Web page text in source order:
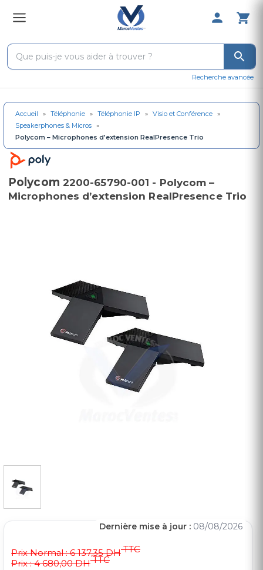
0 Produit
Recherche avancée
Accueil » Téléphonie » Téléphonie IP » Visio et Conférence »
Speakerphones & Micros »
Polycom – Microphones d’extension RealPresence Trio
Polycom 2200-65790-001 - Polycom –
Microphones d’extension RealPresence Trio
Prix Normal :6 137,35 DHTTC
Prix : 4 680,00 DHTTC
Dernière mise à jour : 08/08/2026